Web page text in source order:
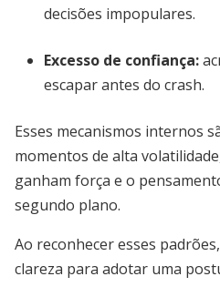
decisões impopulares.
Excesso de confiança:
escapar antes do crash.
Esses mecanismos internos
momentos de alta
ganham força e o
segundo plano.
Ao reconhecer esses
clareza para adotar uma